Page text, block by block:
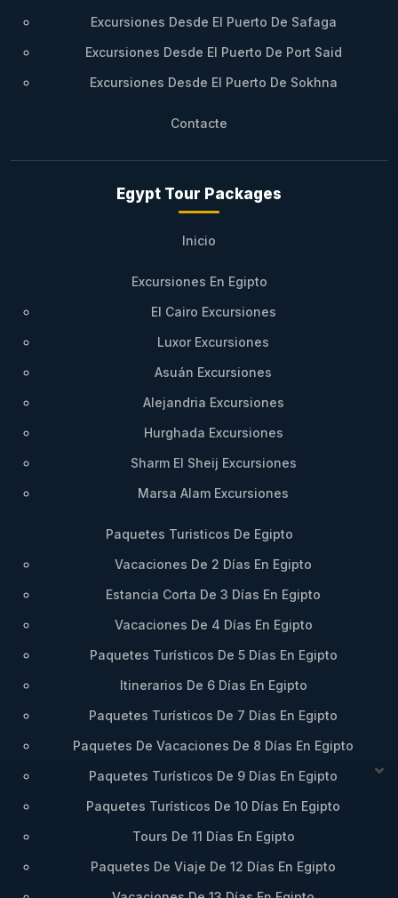
Excursiones Desde El Puerto De Safaga
Excursiones Desde El Puerto De Port Said
Excursiones Desde El Puerto De Sokhna
Contacte
Egypt Tour Packages
Inicio
Excursiones En Egipto
El Cairo Excursiones
Luxor Excursiones
Asuán Excursiones
Alejandria Excursiones
Hurghada Excursiones
Sharm El Sheij Excursiones
Marsa Alam Excursiones
Paquetes Turisticos De Egipto
Vacaciones De 2 Días En Egipto
Estancia Corta De 3 Días En Egipto
Vacaciones De 4 Días En Egipto
Paquetes Turísticos De 5 Días En Egipto
Itinerarios De 6 Días En Egipto
Paquetes Turísticos De 7 Días En Egipto
Paquetes De Vacaciones De 8 Días En Egipto
Paquetes Turísticos De 9 Días En Egipto
Paquetes Turísticos De 10 Días En Egipto
Tours De 11 Días En Egipto
Paquetes De Viaje De 12 Días En Egipto